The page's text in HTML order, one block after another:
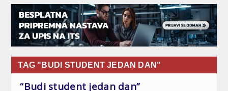
TAG "BUDI STUDENT JEDAN DAN"
“Budi student jedan dan”